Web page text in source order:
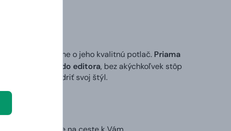
my sa postaráme o jeho kvalitnú potlač. Priama
ktorý vložíte do editora, bez akýchkoľvek stôp
alebo vyjadriť svoj štýl.